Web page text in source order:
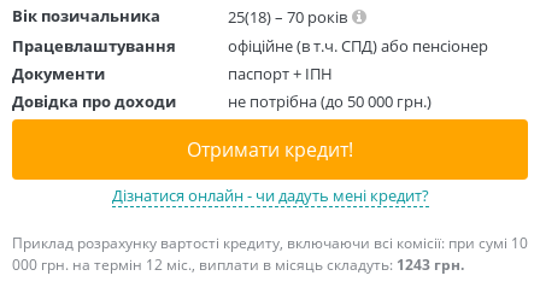
Вік позичальника
25(18) – 70 років
Працевлаштування
офіційне (в т.ч. СПД) або пенсіонер
Документи
паспорт + ІПН
Довідка про доходи
не потрібна (до 50 000 грн.)
Отримати кредит!
Дізнатися онлайн - чи дадуть мені кредит?
Приклад розрахунку вартості кредиту, включаючи всі комісії: при сумі 10
000 грн. на термін 12 міс., виплати в місяць складуть: 1243 грн.